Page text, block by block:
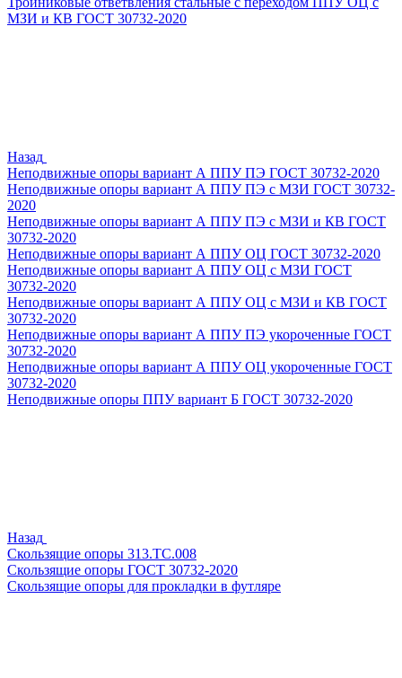
МЗИ и КВ ГОСТ 30732-2020
Назад
Неподвижные опоры вариант А ППУ ПЭ ГОСТ 30732-2020
Неподвижные опоры вариант А ППУ ПЭ с МЗИ ГОСТ 30732-
2020
Неподвижные опоры вариант А ППУ ПЭ с МЗИ и КВ ГОСТ
30732-2020
Неподвижные опоры вариант А ППУ ОЦ ГОСТ 30732-2020
Неподвижные опоры вариант А ППУ ОЦ с МЗИ ГОСТ
30732-2020
Неподвижные опоры вариант А ППУ ОЦ с МЗИ и КВ ГОСТ
30732-2020
Неподвижные опоры вариант А ППУ ПЭ укороченные ГОСТ
30732-2020
Неподвижные опоры вариант А ППУ ОЦ укороченные ГОСТ
30732-2020
Неподвижные опоры ППУ вариант Б ГОСТ 30732-2020
Назад
Скользящие опоры 313.ТС.008
Скользящие опоры ГОСТ 30732-2020
Скользящие опоры для прокладки в футляре